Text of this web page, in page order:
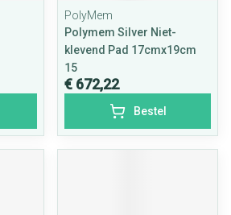
PolyMem
Polymem Silver Niet-
klevend Pad 17cmx19cm
15
€ 672,22
Bestel